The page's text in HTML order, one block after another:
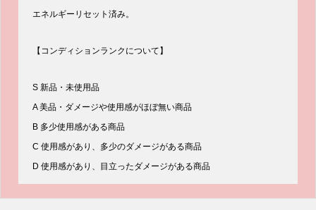
エネルギーリセット済み。
【コンディションランクについて】
S 新品・未使用品
A 美品・ダメージや使用感がほぼ無い商品
B 多少使用感がある商品
C 使用感があり、多少のダメージがある商品
D 使用感があり、目立ったダメージがある商品